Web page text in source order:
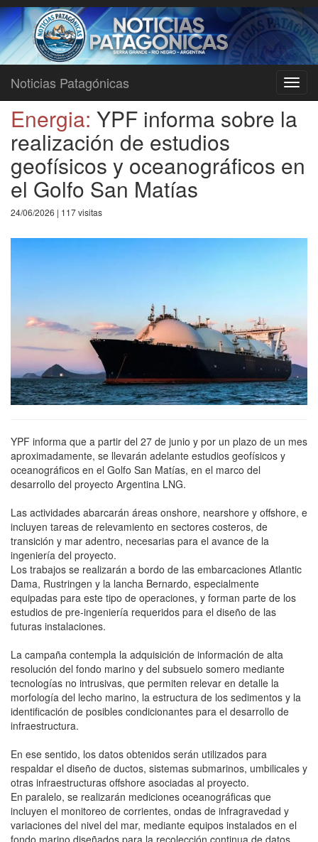
Noticias Patagónicas
Energia: YPF informa sobre la
realización de estudios
geofísicos y oceanográficos en
el Golfo San Matías
24/06/2026 | 117 visitas
YPF informa que a partir del 27 de junio y por un plazo de un mes
aproximadamente, se llevarán adelante estudios geofísicos y
oceanográficos en el Golfo San Matías, en el marco del
desarrollo del proyecto Argentina LNG.
Las actividades abarcarán áreas onshore, nearshore y offshore, e
incluyen tareas de relevamiento en sectores costeros, de
transición y mar adentro, necesarias para el avance de la
ingeniería del proyecto.
Los trabajos se realizarán a bordo de las embarcaciones Atlantic
Dama, Rustringen y la lancha Bernardo, especialmente
equipadas para este tipo de operaciones, y forman parte de los
estudios de pre-ingeniería requeridos para el diseño de las
futuras instalaciones.
La campaña contempla la adquisición de información de alta
resolución del fondo marino y del subsuelo somero mediante
tecnologías no intrusivas, que permiten relevar en detalle la
morfología del lecho marino, la estructura de los sedimentos y la
identificación de posibles condicionantes para el desarrollo de
infraestructura.
En ese sentido, los datos obtenidos serán utilizados para
respaldar el diseño de ductos, sistemas submarinos, umbilicales y
otras infraestructuras offshore asociadas al proyecto.
En paralelo, se realizarán mediciones oceanográficas que
incluyen el monitoreo de corrientes, ondas de infragravedad y
variaciones del nivel del mar, mediante equipos instalados en el
fondo marino diseñados para la recolección continua de datos